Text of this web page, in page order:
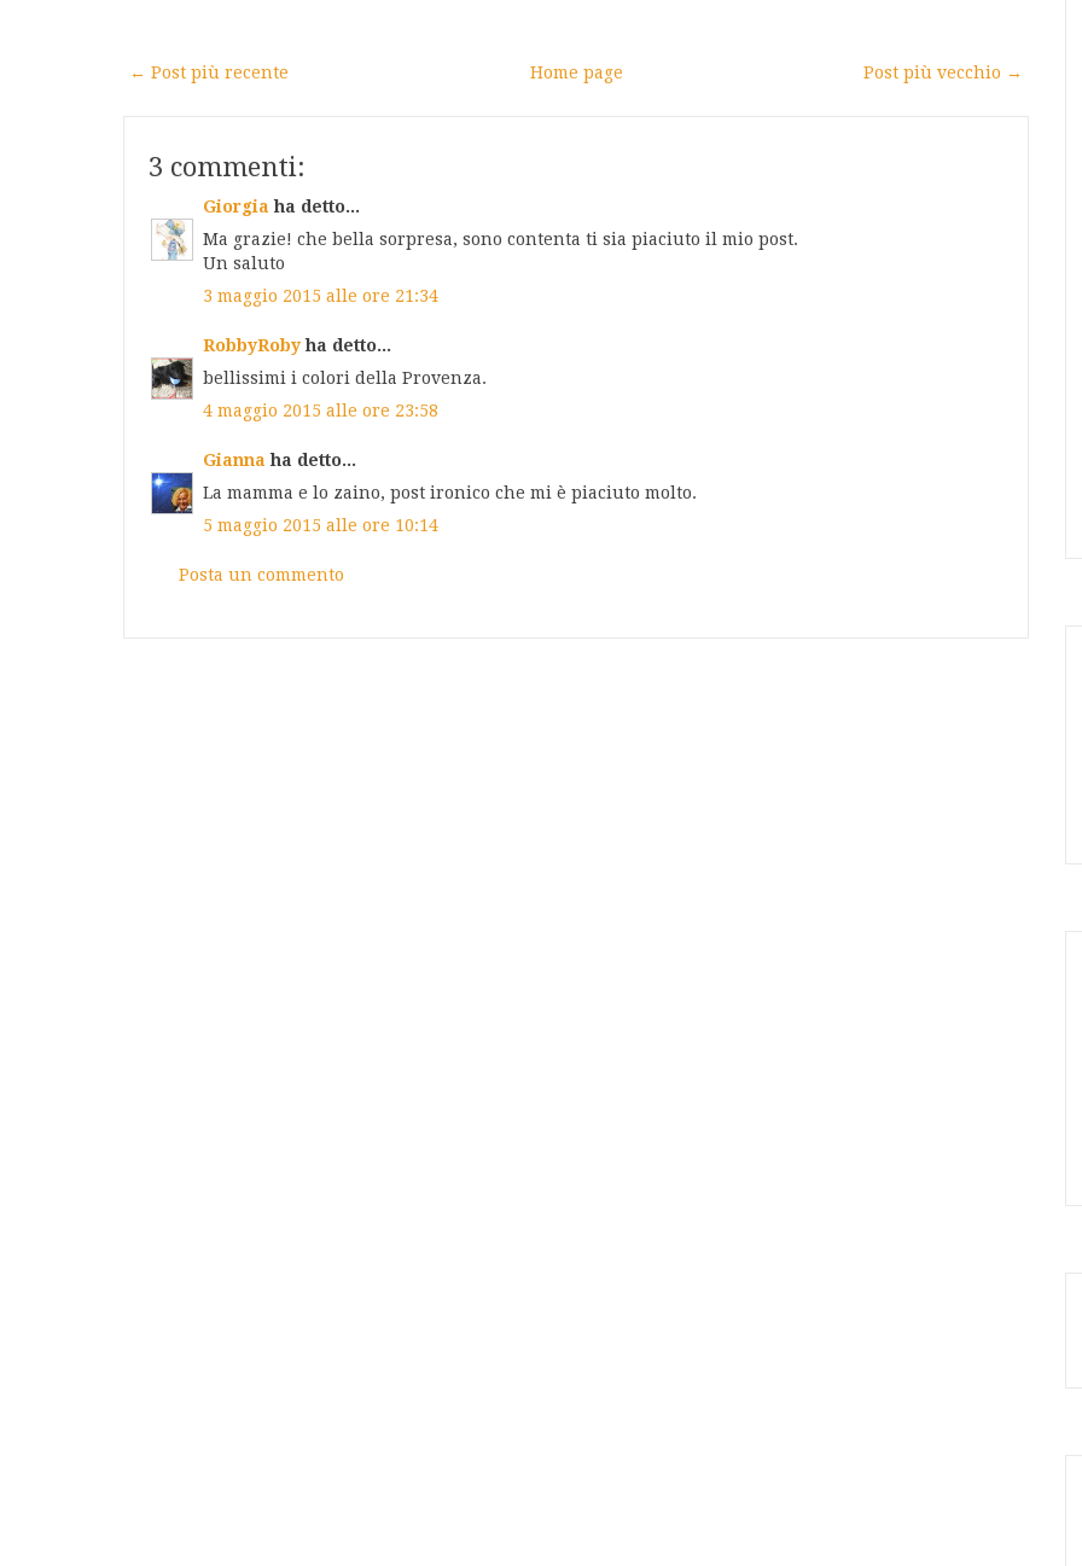
← Post più recente Post più vecchio →
Home page
3 commenti:
Giorgia ha detto...
Ma grazie! che bella sorpresa, sono contenta ti sia piaciuto il mio post.
Un saluto
3 maggio 2015 alle ore 21:34
RobbyRobyha detto...
bellissimi i colori della Provenza.
4 maggio 2015 alle ore 23:58
Gianna ha detto...
La mamma e lo zaino, post ironico che mi è piaciuto molto.
5 maggio 2015 alle ore 10:14
Posta un commento